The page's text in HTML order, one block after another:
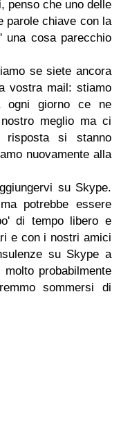
penso che uno delle
parole chiave con la
una cosa parecchio
se siete ancora
vostra mail: stiamo
ogni giorno ce ne
meglio ma ci
si stanno
nuovamente alla
su Skype.
potrebbe essere
di tempo libero e
e con i nostri amici
su Skype a
probabilmente
sommersi di